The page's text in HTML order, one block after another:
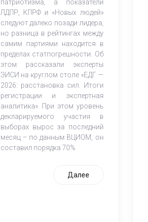
патриотизма, а показатели
ЛДПР, КПРФ и «Новых людей»
следуют далеко позади лидера,
но разница в рейтингах между
самим партиями находится в
пределах статпогрешности. Об
этом рассказали эксперты
ЭИСИ на круглом столе «ЕДГ —
2026: расстановка сил. Итоги
регистрации и экспертная
аналитика». При этом уровень
декларируемого участия в
выборах вырос за последний
месяц – по данным ВЦИОМ, он
составил порядка 70%
Далее